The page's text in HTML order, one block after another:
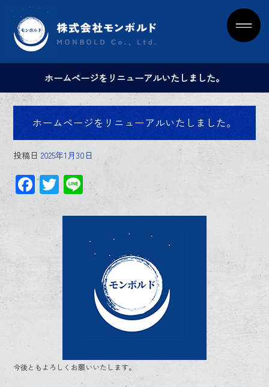
ホームページをリニューアルいたしました。
ホームページをリニューアルいたしました。
投稿日 2025年1月30日
F
ac
T
tt
Li
ne
今後ともよろしくお願いいたします。